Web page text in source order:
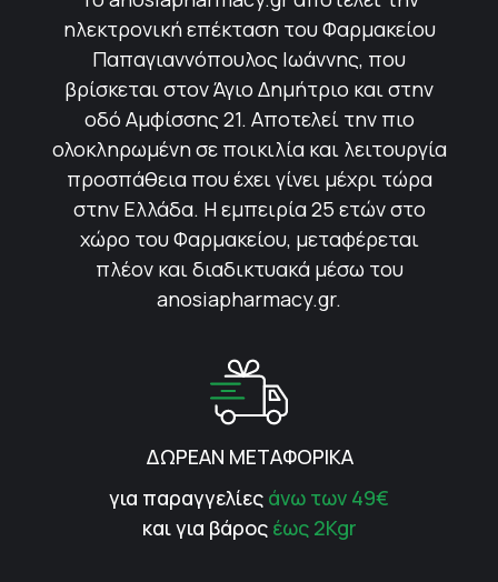
ηλεκτρονική επέκταση του Φαρμακείου
Παπαγιαννόπουλος Ιωάννης, που
βρίσκεται στον Άγιο Δημήτριο και στην
οδό Αμφίσσης 21. Αποτελεί την πιο
ολοκληρωμένη σε ποικιλία και λειτουργία
προσπάθεια που έχει γίνει μέχρι τώρα
στην Ελλάδα. Η εμπειρία 25 ετών στο
χώρο του Φαρμακείου, μεταφέρεται
πλέον και διαδικτυακά μέσω του
anosiapharmacy.gr.
ΔΩΡΕΑΝ ΜΕΤΑΦΟΡΙΚΑ
για παραγγελίες άνω των 49€
και για βάρος έως 2Kgr